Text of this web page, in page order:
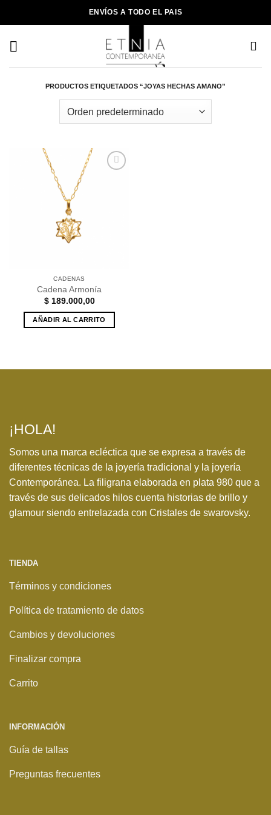
ENVÍOS A TODO EL PAIS
PRODUCTOS ETIQUETADOS “JOYAS HECHAS AMANO”
CADENAS
Cadena Armonía
$189.000,00
AÑADIR AL CARRITO
¡HOLA!
Somos una marca ecléctica que se expresa a través de
diferentes técnicas de la joyería tradicional y la joyería
Contemporánea. La filigrana elaborada en plata 980 que a
través de sus delicados hilos cuenta historias de brillo y
glamour siendo entrelazada con Cristales de swarovsky.
TIENDA
Términos y condiciones
Política de tratamiento de datos
Cambios y devoluciones
Finalizar compra
Carrito
INFORMACIÓN
Guía de tallas
Preguntas frecuentes